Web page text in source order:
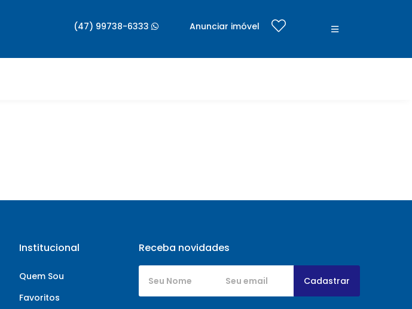
(47) 99738-6333 Anunciar imóvel
Institucional
Quem Sou
Favoritos
Receba novidades
Cadastrar